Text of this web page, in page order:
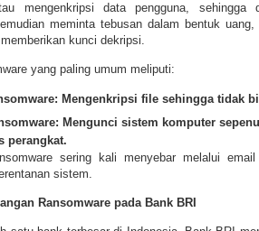
mengenkripsi data pengguna,
meminta tebusan dalam bentuk
kunci dekripsi.
yang paling umum meliputi:
Mengenkripsi file sehingga tidak
Mengunci sistem komputer
perangkat.
sering kali menyebar melalui
sistem.
Ransomware pada Bank BRI